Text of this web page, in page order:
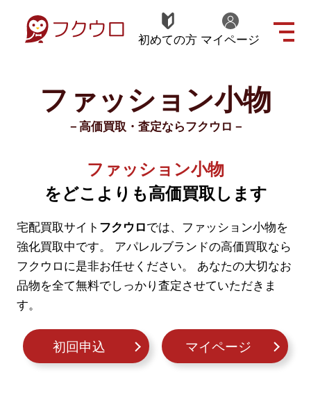
初めての方 マイページ
ファッション小物
－高価買取・査定ならフクウロ－
ファッション小物
をどこよりも高価買取します
宅配買取サイト フクウロでは、ファッション小物を
強化買取中です。
アパレルブランドの高価買取なら
フクウロに是非お任せください。
あなたの大切なお
品物を全て無料でしっかり査定させていただきま
す。
初回申込 マイページ